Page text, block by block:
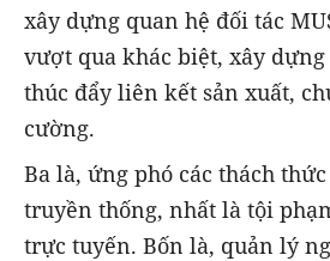
xây dựng quan hệ đối tác
vượt qua khác biệt, xây
thúc đẩy liên kết sản xuất,
cường.
Ba là, ứng phó các thách
truyền thống, nhất là tội
trực tuyến. Bốn là, quản lý